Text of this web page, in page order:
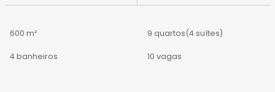
600 m² 9 quartos(4 suítes)
4 banheiros 10 vagas